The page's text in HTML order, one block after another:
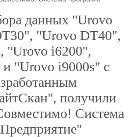
данных "Urovo
"Urovo DT40",
"Urovo i6200",
"Urovo i9000s" с
получили
Система